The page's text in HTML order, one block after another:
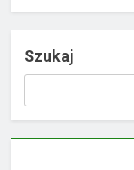
Szukaj